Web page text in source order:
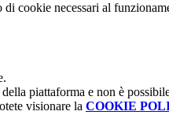
cookie necessari al
piattaforma e non è
visionare la COOKIE